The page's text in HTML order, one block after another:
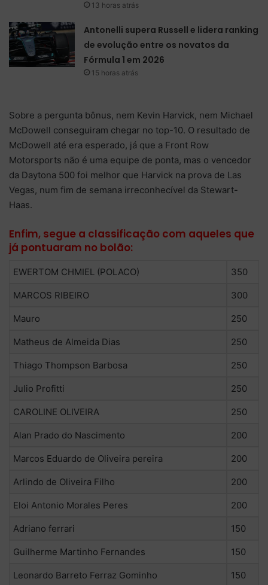
13 horas atrás
Antonelli supera Russell e lidera ranking
de evolução entre os novatos da
Fórmula 1 em 2026
15 horas atrás
Sobre a pergunta bônus, nem Kevin Harvick, nem Michael
McDowell conseguiram chegar no top-10. O resultado de
McDowell até era esperado, já que a Front Row
Motorsports não é uma equipe de ponta, mas o vencedor
da Daytona 500 foi melhor que Harvick na prova de Las
Vegas, num fim de semana irreconhecível da Stewart-
Haas.
Enfim, segue a classificação com aqueles que
já pontuaram no bolão:
EWERTOM CHMIEL (POLACO) 350
MARCOS RIBEIRO 300
Mauro 250
Matheus de Almeida Dias 250
Thiago Thompson Barbosa 250
Julio Profitti 250
CAROLINE OLIVEIRA 250
Alan Prado do Nascimento 200
Marcos Eduardo de Oliveira pereira 200
Arlindo de Oliveira Filho 200
Eloi Antonio Morales Peres 200
Adriano ferrari 150
Guilherme Martinho Fernandes 150
Leonardo Barreto Ferraz Gominho 150